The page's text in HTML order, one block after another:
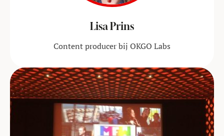
Lisa Prins
Content producer bij OKGO Labs